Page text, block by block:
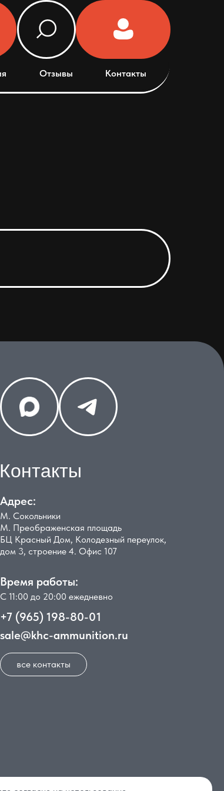
Отзывы Контакты
Контакты
Адрес:
М. Сокольники
М. Преображенская площадь
БЦ Красный Дом, Колодезный переулок,
дом 3, строение 4. Офис 107
Время работы:
С 11:00 до 20:00 ежедневно
+7 (965) 198-80-01
sale@khc-ammunition.ru
все контакты